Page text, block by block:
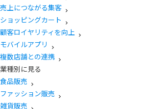
売上につながる集客
ショッピングカート
顧客ロイヤリティを向上
モバイルアプリ
複数店舗との連携
業種別に見る
食品販売
ファッション販売
雑貨販売